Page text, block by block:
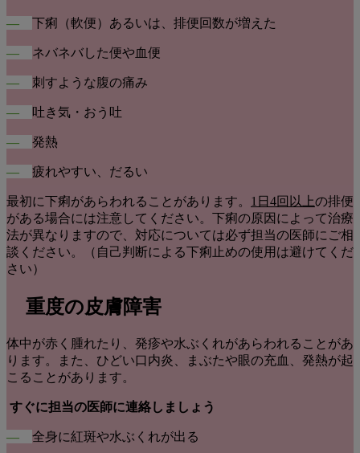
― 下痢（軟便）あるいは、排便回数が増えた
― ネバネバした便や血便
― 刺すような腹の痛み
― 吐き気・おう吐
― 発熱
― 疲れやすい、だるい
最初に下痢があらわれることがあります。 1日4回以上の排便
がある場合には注意してください。下痢の原因によって治療
法が異なりますので、対応については必ず担当の医師にご相
談ください。（自己判断による下痢止めの使用は避けてくだ
さい）
重度の皮膚障害
体中が赤く腫れたり、発疹や水ぶくれがあらわれることがあ
ります。また、ひどい口内炎、まぶたや眼の充血、発熱が起
こることがあります。
すぐに担当の医師に連絡しましょう
― 全身に紅斑や水ぶくれが出る